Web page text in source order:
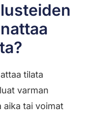
tilata
varman
aika tai voimat